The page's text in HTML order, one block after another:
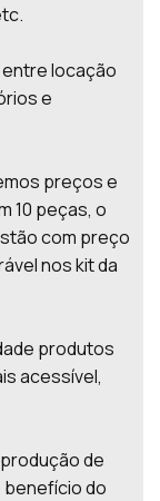
locação
e
preços e
10 peças, o
com preço
nos kit da
produtos
acessível,
de
do